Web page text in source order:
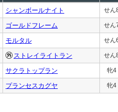
シャンボールナイト せん
ゴールドフレーム せん
モルタル せん
ストレイライトラン せん
サクラトップラン 牝4
プランセスカグヤ 牝4